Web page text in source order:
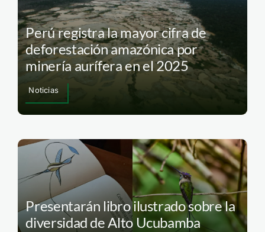
Perú registra la mayor cifra de
deforestación amazónica por
minería aurífera en el 2025
Noticias
Presentarán libro ilustrado sobre la
diversidad de Alto Ucubamba